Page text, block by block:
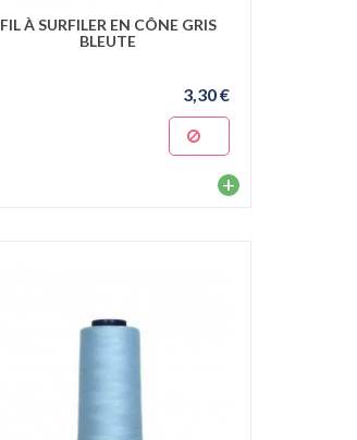
FIL À SURFILER EN CÔNE GRIS
BLEUTE
3,30 €
+